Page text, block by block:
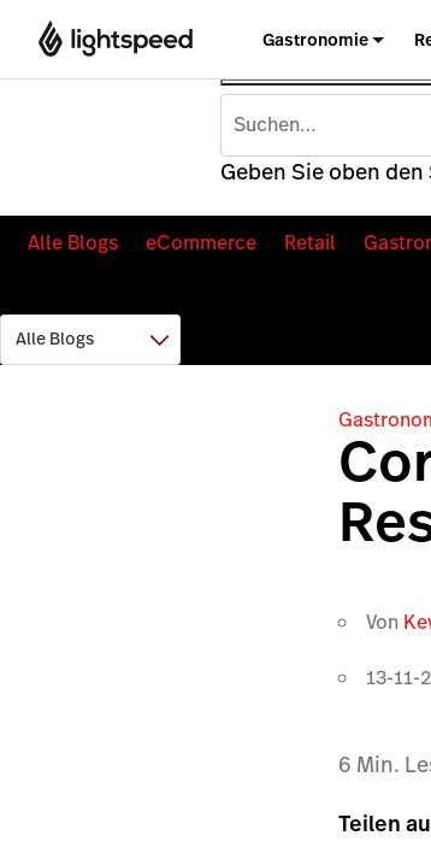
Gastronomie
Geben Sie oben
Alle Blogs eCommerce Retail
Von
13-11-
6 Min.
Teilen